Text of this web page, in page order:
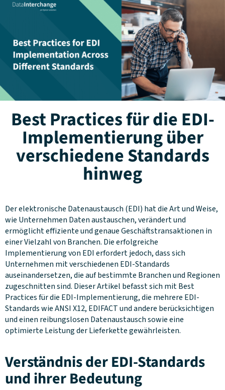
Best Practices für die EDI-
Implementierung über
verschiedene Standards
hinweg
Der elektronische Datenaustausch (EDI) hat die Art und Weise,
wie Unternehmen Daten austauschen, verändert und
ermöglicht effiziente und genaue Geschäftstransaktionen in
einer Vielzahl von Branchen. Die erfolgreiche
Implementierung von EDI erfordert jedoch, dass sich
Unternehmen mit verschiedenen EDI-Standards
auseinandersetzen, die auf bestimmte Branchen und Regionen
zugeschnitten sind. Dieser Artikel befasst sich mit Best
Practices für die EDI-Implementierung, die mehrere EDI-
Standards wie ANSI X12, EDIFACT und andere berücksichtigen
und einen reibungslosen Datenaustausch sowie eine
optimierte Leistung der Lieferkette gewährleisten.
Verständnis der EDI-Standards
und ihrer Bedeutung